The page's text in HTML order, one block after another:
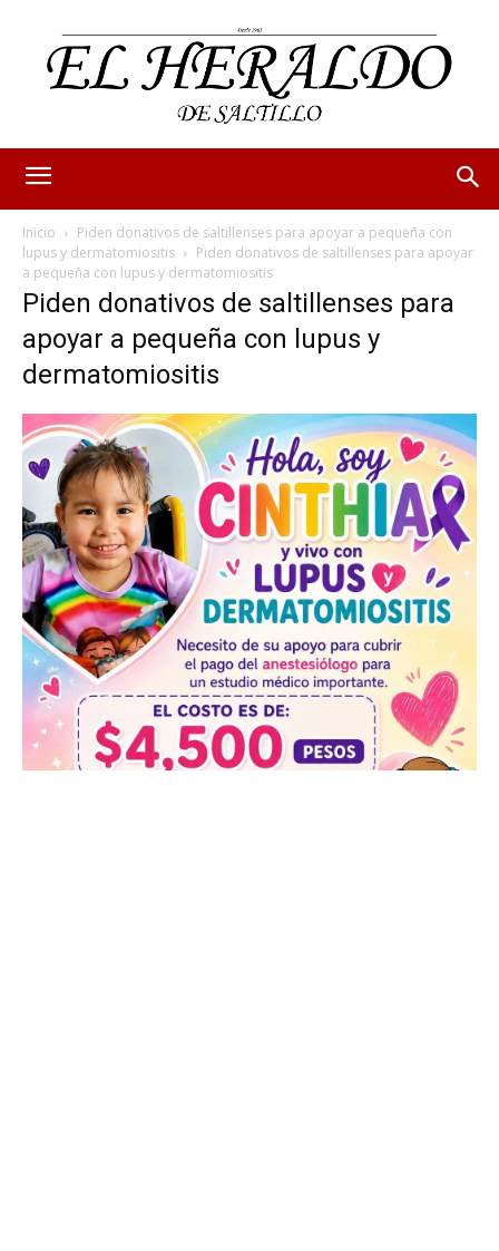
Inicio
Piden donativos de saltillenses para apoyar a pequeña con
lupus y dermatomiositis
Piden donativos de saltillenses para apoyar
a pequeña con lupus y dermatomiositis
Piden donativos de saltillenses para
apoyar a pequeña con lupus y
dermatomiositis